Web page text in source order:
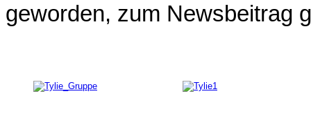
geworden, zum Newsbeitrag